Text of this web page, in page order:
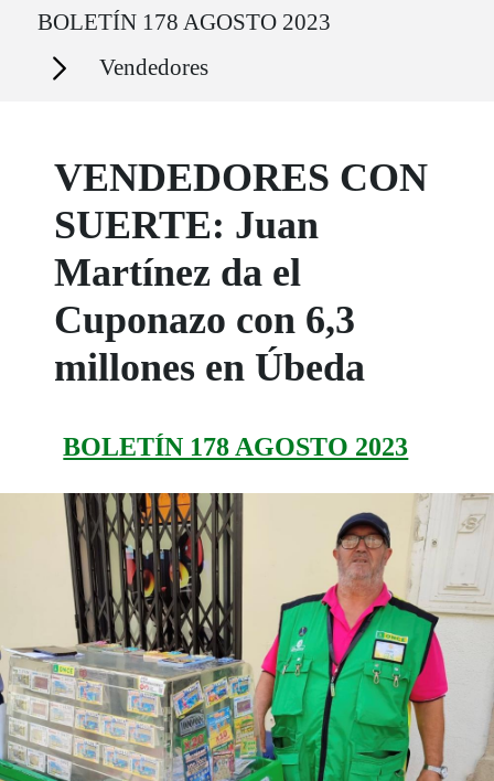
BOLETÍN 178 AGOSTO 2023
Secciones Vendedores
VENDEDORES CON
SUERTE: Juan
Martínez da el
Cuponazo con 6,3
millones en Úbeda
BOLETÍN 178 AGOSTO 2023